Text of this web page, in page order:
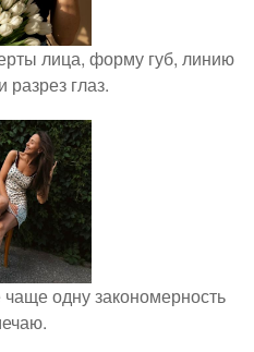
лица, форму губ, линию
разрез глаз.
одну закономерность